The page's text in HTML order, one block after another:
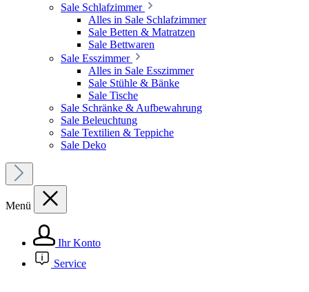
Sale Schlafzimmer
Alles in Sale Schlafzimmer
Sale Betten & Matratzen
Sale Bettwaren
Sale Esszimmer
Alles in Sale Esszimmer
Sale Stühle & Bänke
Sale Tische
Sale Schränke & Aufbewahrung
Sale Beleuchtung
Sale Textilien & Teppiche
Sale Deko
Menü
Ihr Konto
Service